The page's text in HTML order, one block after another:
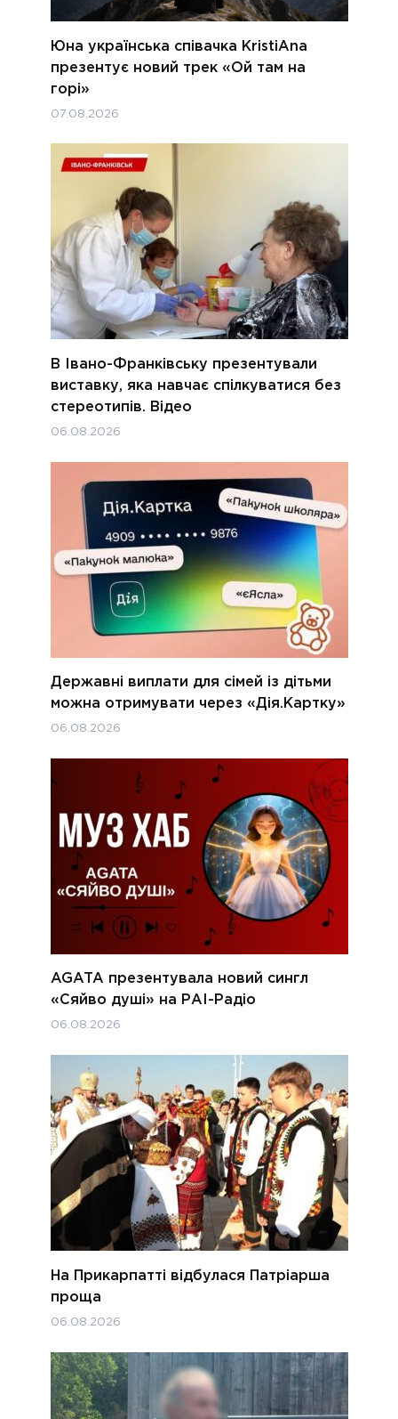
Юна українська співачка KristiAna
презентує новий трек «Ой там на
горі»
07.08.2026
В Івано-Франківську презентували
виставку, яка навчає спілкуватися без
стереотипів. Відео
06.08.2026
Державні виплати для сімей із дітьми
можна отримувати через «Дія.Картку»
06.08.2026
AGATA презентувала новий сингл
«Сяйво душі» на РАІ-Радіо
06.08.2026
На Прикарпатті відбулася Патріарша
проща
06.08.2026